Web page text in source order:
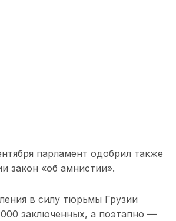
парламент одобрил также
закон «об амнистии».
в силу тюрьмы Грузии
000 заключенных, а поэтапно —